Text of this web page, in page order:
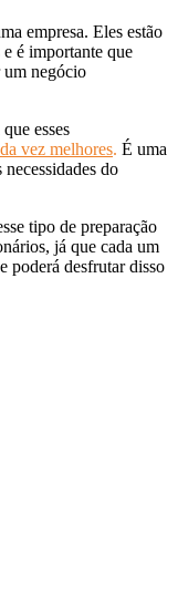
empresa. Eles estão
é importante que
um negócio
esses
vez melhores. É uma
do
tipo de preparação
já que cada um
poderá desfrutar disso